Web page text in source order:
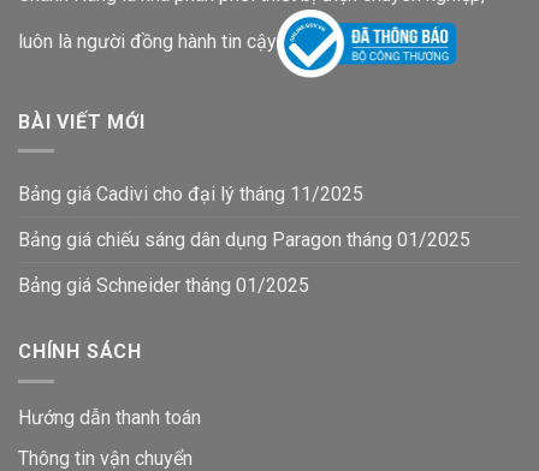
luôn là người đồng hành tin cậy
BÀI VIẾT MỚI
Bảng giá Cadivi cho đại lý tháng 11/2025
Bảng giá chiếu sáng dân dụng Paragon tháng 01/2025
Bảng giá Schneider tháng 01/2025
CHÍNH SÁCH
Hướng dẫn thanh toán
Thông tin vận chuyển